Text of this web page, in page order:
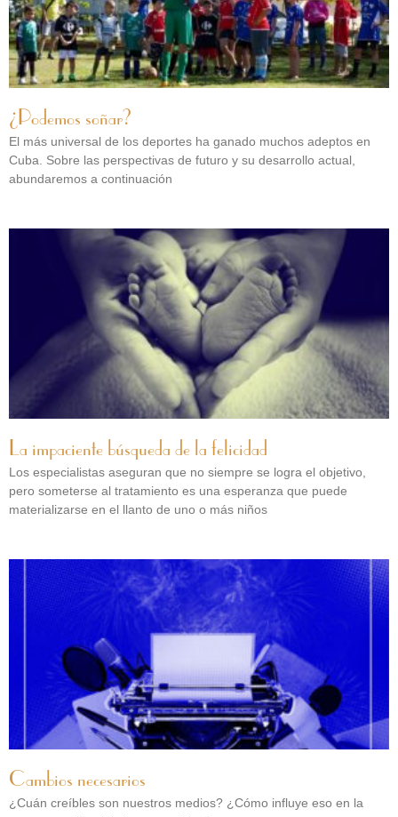
¿Podemos soñar?
El más universal de los deportes ha ganado muchos adeptos en
Cuba. Sobre las perspectivas de futuro y su desarrollo actual,
abundaremos a continuación
La impaciente búsqueda de la felicidad
Los especialistas aseguran que no siempre se logra el objetivo,
pero someterse al tratamiento es una esperanza que puede
materializarse en el llanto de uno o más niños
Cambios necesarios
¿Cuán creíbles son nuestros medios? ¿Cómo influye eso en la